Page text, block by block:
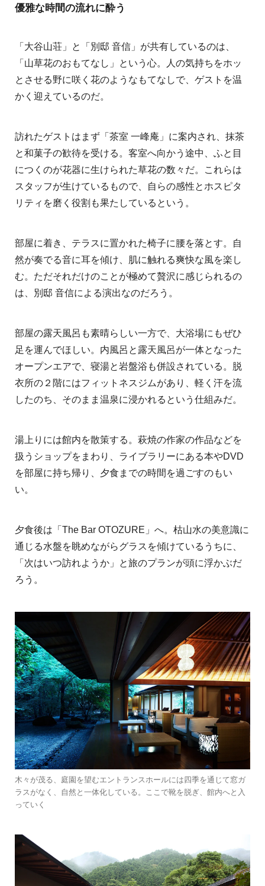
優雅な時間の流れに酔う
「大谷山荘」と「別邸 音信」が共有しているのは、
「山草花のおもてなし」という心。人の気持ちをホッ
とさせる野に咲く花のようなもてなしで、ゲストを温
かく迎えているのだ。
訪れたゲストはまず「茶室 一峰庵」に案内され、抹茶
と和菓子の歓待を受ける。客室へ向かう途中、ふと目
につくのが花器に生けられた草花の数々だ。これらは
スタッフが生けているもので、自らの感性とホスピタ
リティを磨く役割も果たしているという。
部屋に着き、テラスに置かれた椅子に腰を落とす。自
然が奏でる音に耳を傾け、肌に触れる爽快な風を楽し
む。ただそれだけのことが極めて贅沢に感じられるの
は、別邸 音信による演出なのだろう。
部屋の露天風呂も素晴らしい一方で、大浴場にもぜひ
足を運んでほしい。内風呂と露天風呂が一体となった
オープンエアで、寝湯と岩盤浴も併設されている。脱
衣所の２階にはフィットネスジムがあり、軽く汗を流
したのち、そのまま温泉に浸かれるという仕組みだ。
湯上りには館内を散策する。萩焼の作家の作品などを
扱うショップをまわり、ライブラリーにある本やDVD
を部屋に持ち帰り、夕食までの時間を過ごすのもい
い。
夕食後は「The Bar OTOZURE」へ。枯山水の美意識に
通じる水盤を眺めながらグラスを傾けているうちに、
「次はいつ訪れようか」と旅のプランが頭に浮かぶだ
ろう。
木々が茂る、庭園を望むエントランスホールには四季を通じて窓ガ
ラスがなく、自然と一体化している。ここで靴を脱ぎ、館内へと入
っていく